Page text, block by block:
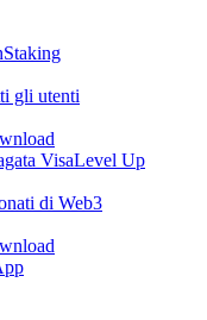
Staking
gli utenti
VisaLevel Up
di Web3